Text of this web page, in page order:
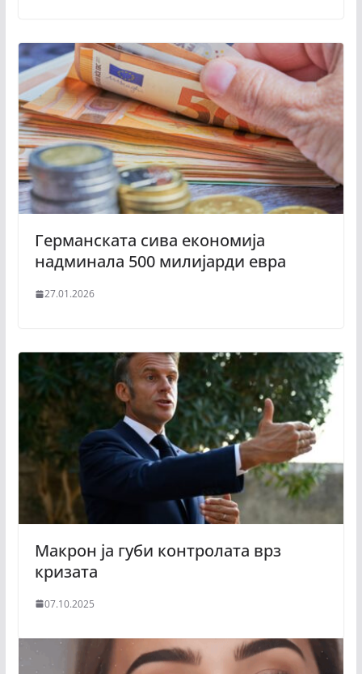
Германската сива економија
надминала 500 милијарди евра
27.01.2026
Макрон ја губи контролата врз
кризата
07.10.2025